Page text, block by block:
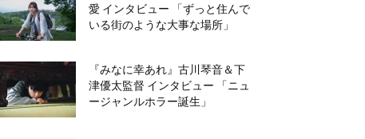
愛 インタビュー 「ずっと住んで
いる街のような大事な場所」
『みなに幸あれ』古川琴音＆下
津優太監督 インタビュー 「ニュ
ージャンルホラー誕生」